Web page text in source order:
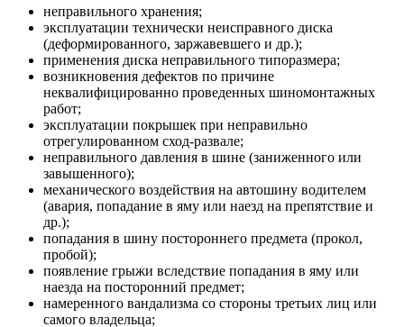
неправильного хранения;
эксплуатации технически неисправного диска
(деформированного, заржавевшего и др.);
применения диска неправильного типоразмера;
возникновения дефектов по причине
неквалифицированно проведенных шиномонтажных
работ;
эксплуатации покрышек при неправильно
отрегулированном сход-развале;
неправильного давления в шине (заниженного или
завышенного);
механического воздействия на автошину водителем
(авария, попадание в яму или наезд на препятствие и
др.);
попадания в шину постороннего предмета (прокол,
пробой);
появление грыжи вследствие попадания в яму или
наезда на посторонний предмет;
намеренного вандализма со стороны третьих лиц или
самого владельца;